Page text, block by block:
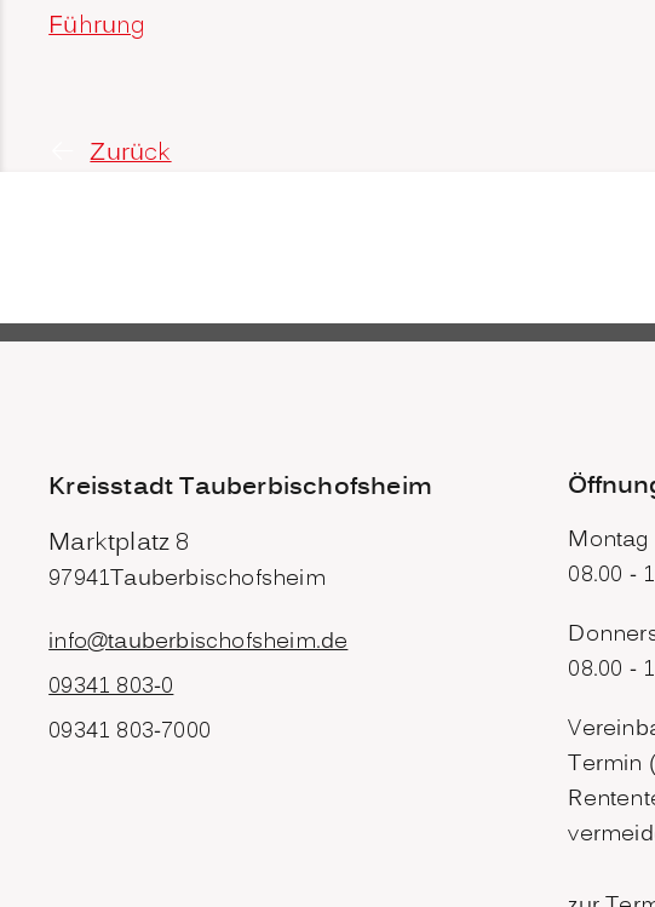
Führung
Zurück
Kreisstadt Tauberbischofsheim
Marktplatz 8
97941Tauberbischofsheim
info@tauberbischofsheim.de
09341 803-0
09341 803-7000
Montag
08.00 -
08.00 -
Termin